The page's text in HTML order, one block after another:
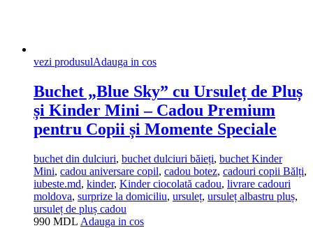
vezi produsulAdauga in cos
Buchet „Blue Sky” cu Ursuleț de Pluș
și Kinder Mini – Cadou Premium
pentru Copii și Momente Speciale
buchet din dulciuri, buchet dulciuri băieți, buchet Kinder
Mini, cadou aniversare copil, cadou botez, cadouri copii Bălți,
iubeste.md, kinder, Kinder ciocolată cadou, livrare cadouri
moldova, surprize la domiciliu, ursuleț, ursuleț albastru pluș,
ursuleț de pluș cadou
990 MDL Adauga in cos